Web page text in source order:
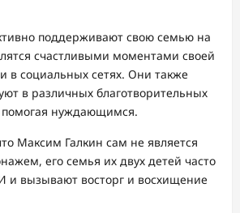
поддерживают свою семью на
счастливыми моментами своей
в социальных сетях. Они также
в различных благотворительных
помогая нуждающимся.
Максим Галкин сам не является
его семья их двух детей часто
и вызывают восторг и восхищение